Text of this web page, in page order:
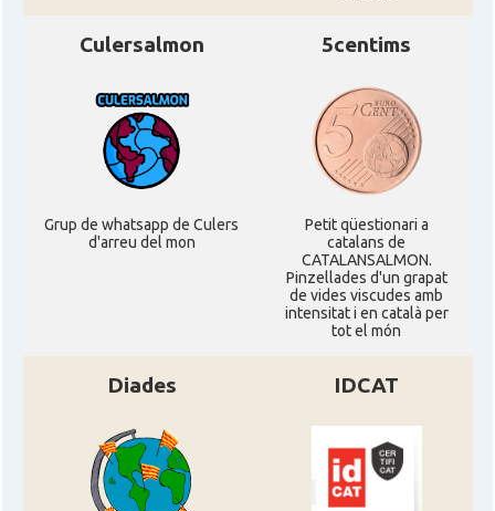
Culersalmon
Grup de whatsapp de Culers
d'arreu del mon
5centims
Petit qüestionari a
catalans de
CATALANSALMON.
Pinzellades d'un grapat
de vides viscudes amb
intensitat i en català per
tot el món
Diades IDCAT